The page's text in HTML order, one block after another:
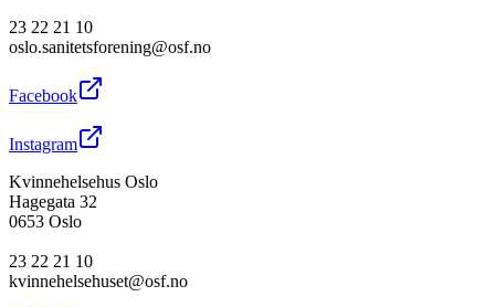
23 22 21 10
oslo.sanitetsforening@osf.no
Facebook
Instagram
Kvinnehelsehus Oslo
Hagegata 32
0653 Oslo
23 22 21 10
kvinnehelsehuset@osf.no